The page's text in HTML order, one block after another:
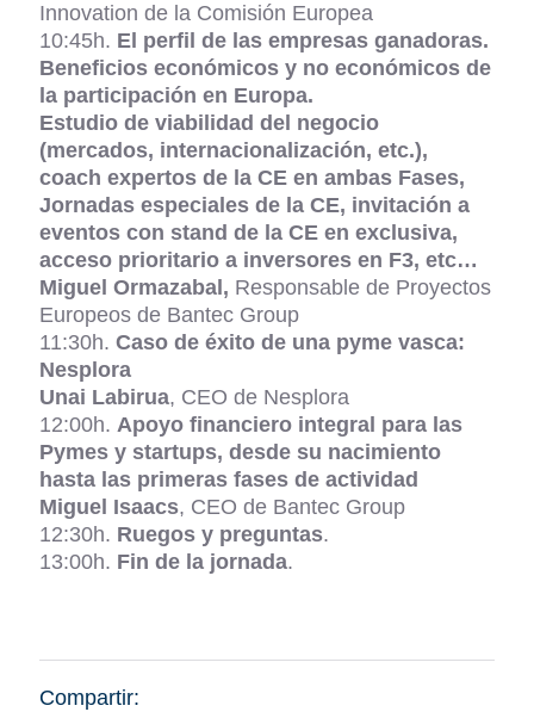
Innovation de la Comisión Europea
10:45h. El perfil de las empresas ganadoras.
Beneficios económicos y no económicos de
la participación en Europa.
Estudio de viabilidad del negocio
(mercados, internacionalización, etc.),
coach expertos de la CE en ambas Fases,
Jornadas especiales de la CE, invitación a
eventos con stand de la CE en exclusiva,
acceso prioritario a inversores en F3, etc…
Miguel Ormazabal, Responsable de Proyectos
Europeos de Bantec Group
11:30h. Caso de éxito de una pyme vasca:
Nesplora
Unai Labirua, CEO de Nesplora
12:00h. Apoyo financiero integral para las
Pymes y startups, desde su nacimiento
hasta las primeras fases de actividad
Miguel Isaacs, CEO de Bantec Group
12:30h. Ruegos y preguntas.
13:00h. Fin de la jornada.
Compartir: